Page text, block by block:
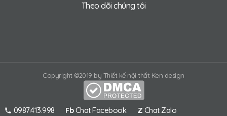
Theo dõi chúng tôi
Copyright ©2019 by Thiết kế nội thất Ken design
0987.413.998 Fb Chat Facebook Z Chat Zalo